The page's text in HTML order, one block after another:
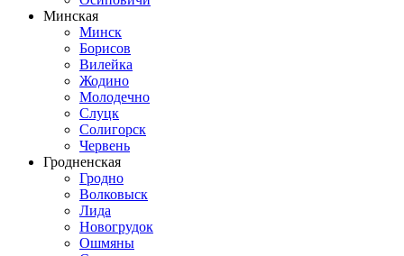
Минская
Минск
Борисов
Вилейка
Жодино
Молодечно
Слуцк
Солигорск
Червень
Гродненская
Гродно
Волковыск
Лида
Новогрудок
Ошмяны